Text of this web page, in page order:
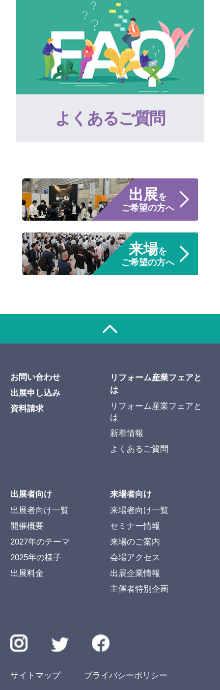
よくあるご質問
出展を
ご希望の方へ
来場を
ご希望の方へ
お問い合わせ
出展申し込み
資料請求
リフォーム産業フェアと
は
リフォーム産業フェアと
は
新着情報
よくあるご質問
出展者向け
出展者向け一覧
開催概要
2027年のテーマ
2025年の様子
出展料金
来場者向け
来場者向け一覧
セミナー情報
来場のご案内
会場アクセス
出展企業情報
主催者特別企画
サイトマップ プライバシーポリシー